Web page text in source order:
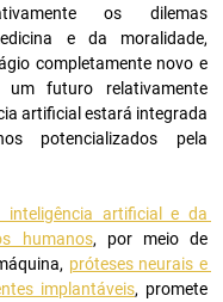
os dilemas
e da moralidade,
completamente novo e
um futuro relativamente
artificial estará integrada
potencializados pela
inteligência artificial e da
humanos, por meio de
próteses neurais e
implantáveis, promete